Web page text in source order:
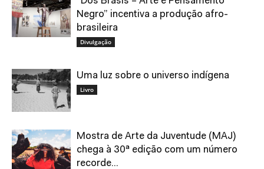
Negro” incentiva a produção afro-
brasileira
Divulgação
Uma luz sobre o universo indígena
Livro
Mostra de Arte da Juventude (MAJ)
chega à 30ª edição com um número
recorde...